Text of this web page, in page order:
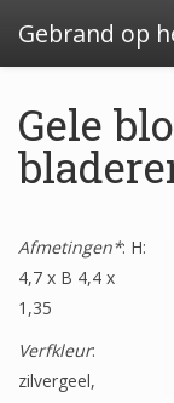
Gebrand op
Algemeen: de
Uitwerking:
Uitwerking:
Quickscan:
Gele
Afmetingen*: H:
4,7 x B 4,4 x
1,35
Verfkleur:
zilvergeel,